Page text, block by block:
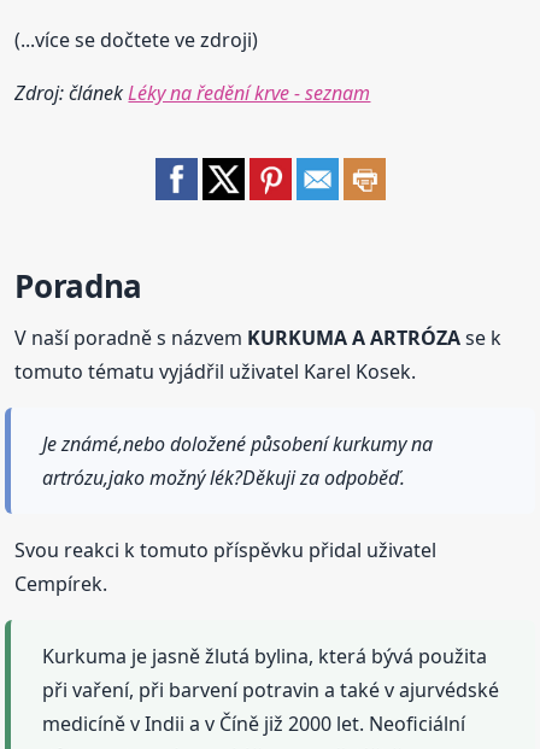
(...více se dočtete ve zdroji)
Zdroj: článekLéky na ředění krve - seznam
Poradna
V naší poradně s názvem KURKUMA A ARTRÓZAse k
tomuto tématu vyjádřil uživatel Karel Kosek.
Je známé,nebo doložené působení kurkumy na
artrózu,jako možný lék?Děkuji za odpoběď.
Svou reakci k tomuto příspěvku přidal uživatel
Cempírek.
Kurkuma je jasně žlutá bylina, která bývá použita
při vaření, při barvení potravin a také v ajurvédské
medicíně v Indii a v Číně již 2000 let. Neoficiální